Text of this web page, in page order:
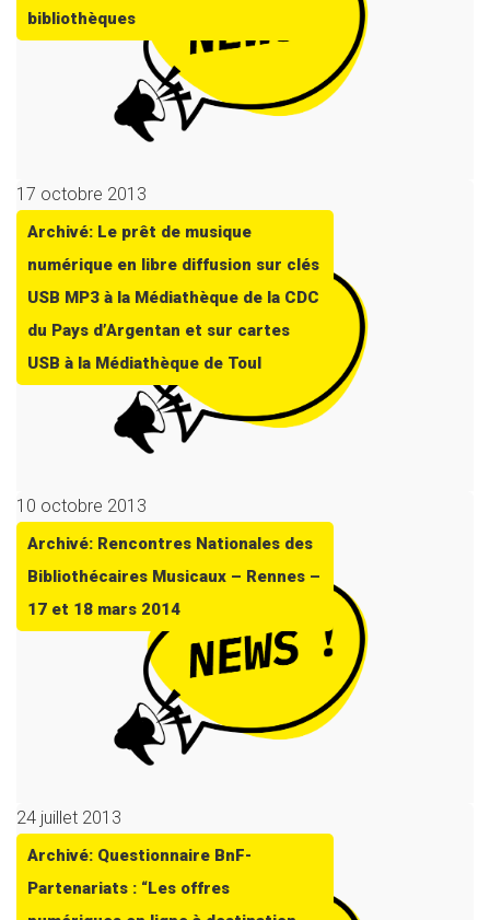
bibliothèques
17 octobre 2013
Archivé: Le prêt de musique
numérique en libre diffusion sur clés
USB MP3 à la Médiathèque de la CDC
du Pays d’Argentan et sur cartes
USB à la Médiathèque de Toul
10 octobre 2013
Archivé: Rencontres Nationales des
Bibliothécaires Musicaux – Rennes –
17 et 18 mars 2014
24 juillet 2013
Archivé: Questionnaire BnF-
Partenariats : “Les offres